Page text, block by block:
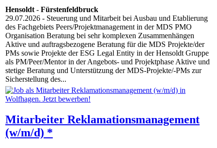
Hensoldt- Fürstenfeldbruck
29.07.2026 - Steuerung und Mitarbeit bei Ausbau und Etablierung
des Fachgebiets Peers/Projektmanagement in der MDS PMO
Organisation Beratung bei sehr komplexen Zusammenhängen
Aktive und auftragsbezogene Beratung für die MDS Projekte/der
PMs sowie Projekte der ESG Legal Entity in der Hensoldt Gruppe
als PM/Peer/Mentor in der Angebots- und Projektphase Aktive und
stetige Beratung und Unterstützung der MDS-Projekte/-PMs zur
Sicherstellung des...
Mitarbeiter Reklamationsmanagement
(w/m/d) *